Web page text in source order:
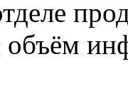
объём